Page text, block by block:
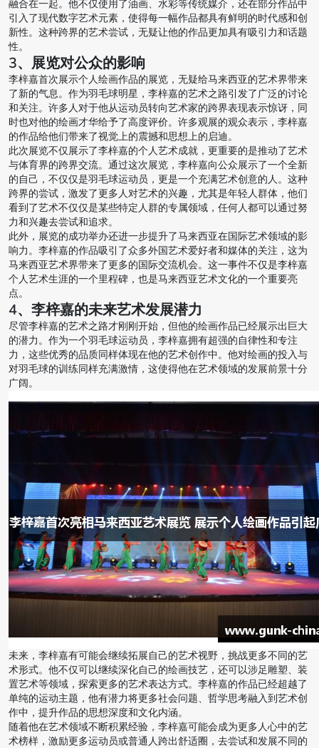
融合在一起。他不仅使用了油画、水彩等传统媒介，还在部分作品中
引入了现代数字艺术元素，使得每一幅作品都具有鲜明的时代感和创
新性。这种跨界的艺术尝试，无疑让他的作品更加具有吸引力和话题
性。
3、展览对公众的影响
李梓嘉首次展示个人绘画作品的展览，无疑给马来西亚的艺术界带来
了新的气息。作为羽毛球明星，李梓嘉的艺术之路引发了广泛的讨论
和关注。许多人对于他从运动员转向艺术家的跨界表现表示惊讶，同
时也对他的绘画才华给予了高度评价。许多观展的观众表示，李梓嘉
的作品给他们带来了视觉上的震撼和思想上的启迪。
此次展览不仅展示了李梓嘉的个人艺术成就，更重要的是推动了艺术
与体育界的跨界交流。通过这次展览，李梓嘉向公众展示了一个全新
的自己，不仅仅是羽毛球运动员，更是一个充满艺术创意的人。这种
跨界的尝试，激发了更多人对艺术的兴趣，尤其是年轻人群体，他们
看到了艺术不仅仅是某些特定人群的专属领域，任何人都可以通过努
力和兴趣去尝试和追求。
此外，展览的成功举办还进一步提升了马来西亚在国际艺术领域的影
响力。李梓嘉的作品吸引了众多外国艺术爱好者和媒体的关注，这为
马来西亚艺术界带来了更多的国际交流机会。这一事件不仅是李梓嘉
个人艺术生涯的一个里程碑，也是马来西亚艺术文化的一个重要亮
点。
4、李梓嘉的未来艺术发展潜力
尽管李梓嘉的艺术之路才刚刚开始，但他的绘画作品已经展示出巨大
的潜力。作为一个羽毛球运动员，李梓嘉拥有超强的自律性和专注
力，这些优秀的品质同样体现在他的艺术创作中。他对绘画的投入与
对羽毛球的训练同样充满激情，这使得他在艺术领域的发展前景十分
广阔。
未来，李梓嘉有可能会继续拓展自己的艺术视野，挑战更多不同的艺
术形式。他不仅可以继续深化自己的绘画技艺，还可以涉足雕塑、装
置艺术等领域，探索更多的艺术表达方式。李梓嘉的作品已经超越了
单纯的运动主题，他有潜力将更多社会问题、哲学思考融入到艺术创
作中，提升作品的思想深度和文化内涵。
随着他在艺术领域不断积累经验，李梓嘉可能会成为更多人心中的艺
术榜样，激励更多运动员或普通人跨出舒适圈，去尝试和发展不同的